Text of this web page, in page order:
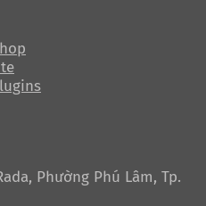
Phường Phú Lâm, Tp.